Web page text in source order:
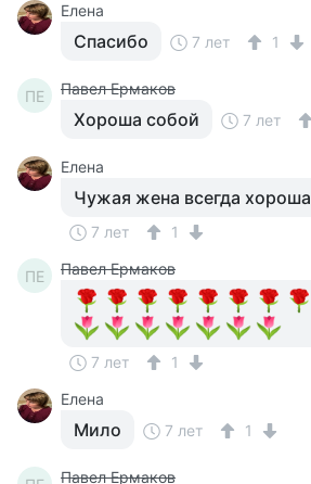
Елена
Спасибо 7 лет 1
ПЕ Павел Ермаков
Хороша собой 7 лет
Елена
Чужая жена всегда хороша
7 лет 1
ПЕ Павел Ермаков
7 лет
1
Елена
Мило 7 лет 1
Павел Ермаков